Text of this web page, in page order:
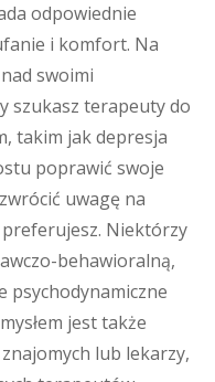
odpowiednie
i komfort. Na
swoimi
szukasz terapeuty do
takim jak depresja
poprawić swoje
uwagę na
Niektórzy
behawioralną,
psychodynamiczne
jest także
lub lekarzy,